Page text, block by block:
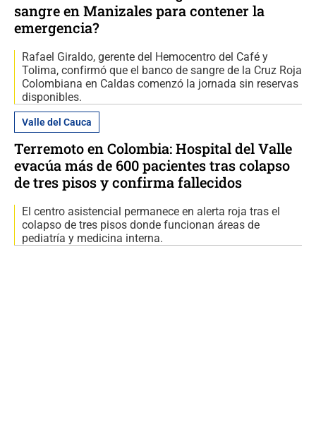
sangre en Manizales para contener la
emergencia?
Rafael Giraldo, gerente del Hemocentro del Café y
Tolima, confirmó que el banco de sangre de la Cruz Roja
Colombiana en Caldas comenzó la jornada sin reservas
disponibles.
Valle del Cauca
Terremoto en Colombia: Hospital del Valle
evacúa más de 600 pacientes tras colapso
de tres pisos y confirma fallecidos
El centro asistencial permanece en alerta roja tras el
colapso de tres pisos donde funcionan áreas de
pediatría y medicina interna.